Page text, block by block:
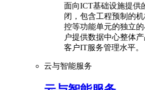
面向ICT基础设施提供
闭，包含工程预制的
控等功能单元的独立
户提供数据中心整体
客户IT服务管理水平。
云与智能服务